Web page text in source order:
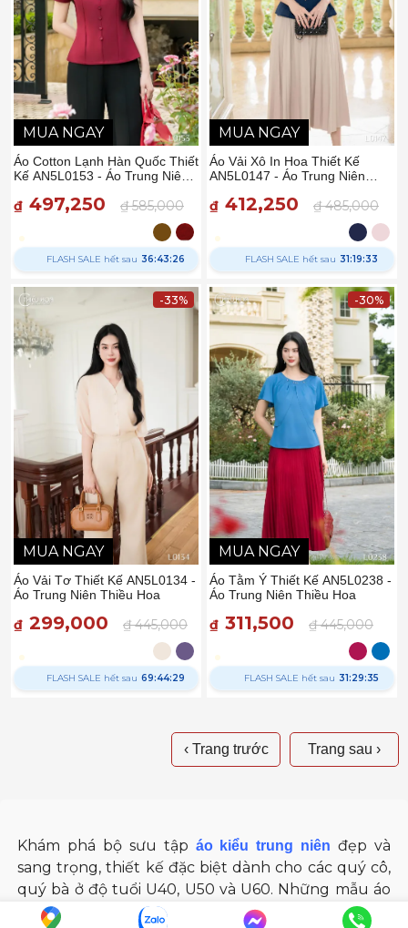
MUA NGAY
Áo Cotton Lạnh Hàn Quốc Thiết
Kế AN5L0153 - Áo Trung Niên
₫ 497,250 ₫ 585,000
FLASH SALE hết sau 36:43:25
MUA NGAY
Áo Vải Xô In Hoa Thiết Kế
AN5L0147 - Áo Trung Niên
₫ 412,250 ₫ 485,000
FLASH SALE hết sau 31:19:32
MUA NGAY
-33%
Áo Vải Tơ Thiết Kế AN5L0134 -
Áo Trung Niên Thiều Hoa
₫ 299,000 ₫ 445,000
FLASH SALE hết sau 69:44:28
MUA NGAY
-30%
Áo Tằm Ý Thiết Kế AN5L0238 -
Áo Trung Niên Thiều Hoa
₫ 311,500 ₫ 445,000
FLASH SALE hết sau 31:29:34
‹ Trang trước Trang sau ›
Khám phá bộ sưu tập áo kiểu trung niên đẹp và
sang trọng, thiết kế đặc biệt dành cho các quý cô,
quý bà ở độ tuổi U40, U50 và U60. Những mẫu áo
này mang đến vẻ ngoài thanh lịch, tinh tế, vừa